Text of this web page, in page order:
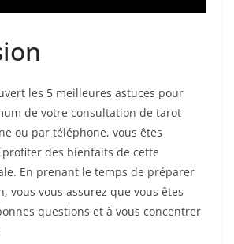
les 5 meilleures astuces pour
de votre consultation de tarot
ou par téléphone, vous êtes
des bienfaits de cette
En prenant le temps de préparer
vous vous assurez que vous êtes
questions et à vous concentrer